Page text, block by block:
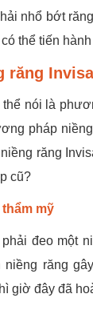
nhổ bớt
thể tiến
răng
nói là
pháp
răng
cũ?
mỹ
đeo một
niềng răng
giờ đây đã